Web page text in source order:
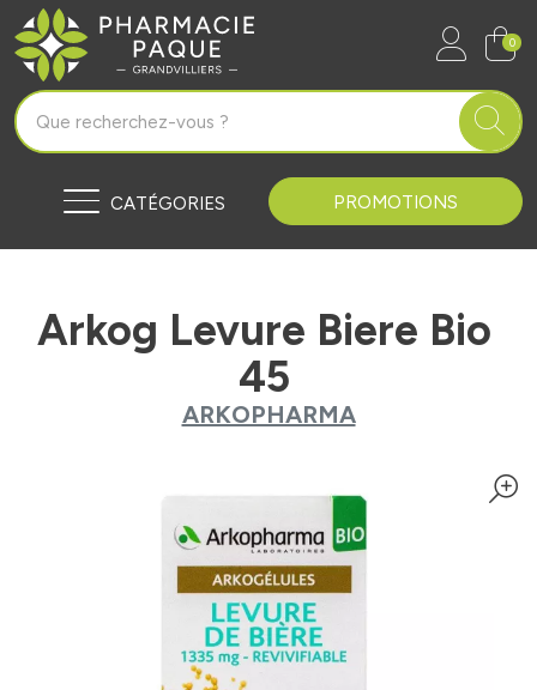
Pharmacie Paque Grandvilliers
0
CATÉGORIES PROMOTIONS
Arkog Levure Biere Bio
45
ARKOPHARMA